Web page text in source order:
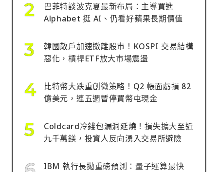
巴菲特談波克夏最新布局：主導買進
Alphabet 挺 AI、仍看好蘋果長期價值
韓國散戶加速撤離股市！KOSPI 交易結構
惡化，槓桿ETF放大市場震盪
比特幣大跌重創微策略！Q2 帳面虧損 82
億美元，連五週暫停買幣屯現金
Coldcard冷錢包漏洞延燒！損失擴大至近
九千萬鎂，投資人反向湧入交易所避險
IBM 執行長拋重磅預測：量子運算最快